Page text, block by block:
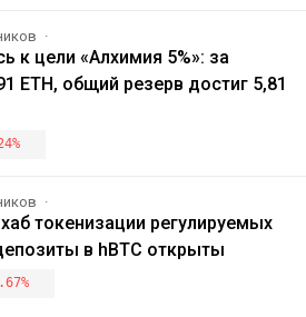
к цели «Алхимия 5%»: за
ETH, общий резерв достиг 5,81
токенизации регулируемых
в hBTC открыты